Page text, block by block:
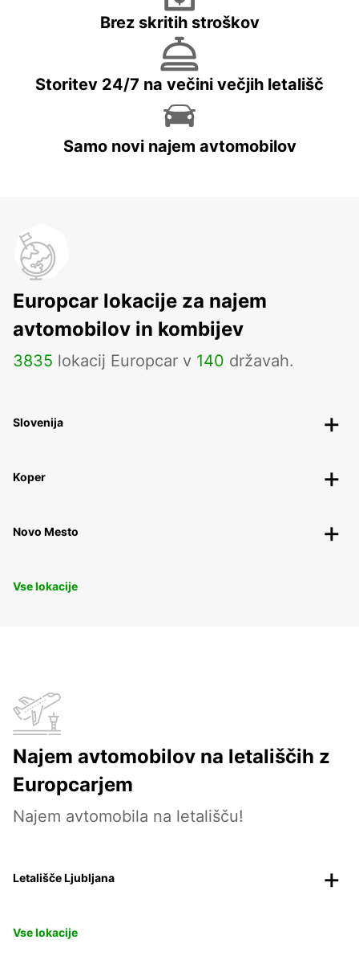
Brez skritih stroškov
Storitev 24/7 na večini večjih letališč
Samo novi najem avtomobilov
Europcar lokacije za najem
avtomobilov in kombijev
3835 lokacij Europcar v 140 državah.
Slovenija
Koper
Novo Mesto
Vse lokacije
Najem avtomobilov na letališčih z
Europcarjem
Najem avtomobila na letališču!
Letališče Ljubljana
Vse lokacije